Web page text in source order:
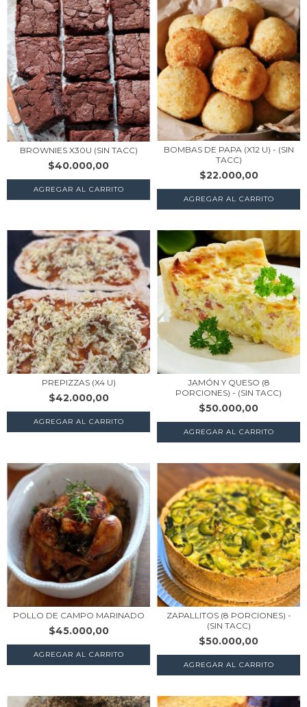
BROWNIES X30U (SIN TACC)
$40.000,00
BOMBAS DE PAPA (X12 U) - (SIN
TACC)
$22.000,00
PREPIZZAS (X4 U)
$42.000,00
JAMÓN Y QUESO (8
PORCIONES) - (SIN TACC)
$50.000,00
AGREGAR AL CARRITO
POLLO DE CAMPO MARINADO
$45.000,00
ZAPALLITOS (8 PORCIONES) -
(SIN TACC)
$50.000,00
AGREGAR AL CARRITO